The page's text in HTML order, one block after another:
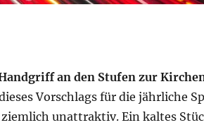
an den Stu­fen zur
Vor­schlags für die jähr­li­che
ziem­lich unat­trak­tiv. Ein kal­tes